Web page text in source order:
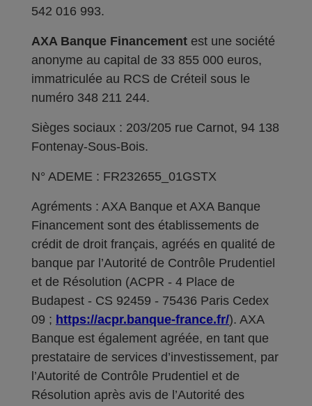
542 016 993.
AXA Banque Financement est une société
anonyme au capital de 33 855 000 euros,
immatriculée au RCS de Créteil sous le
numéro 348 211 244.
Sièges sociaux : 203/205 rue Carnot, 94 138
Fontenay-Sous-Bois.
N° ADEME : FR232655_01GSTX
Agréments : AXA Banque et AXA Banque
Financement sont des établissements de
crédit de droit français, agréés en qualité de
banque par l’Autorité de Contrôle Prudentiel
et de Résolution (ACPR - 4 Place de
Budapest - CS 92459 - 75436 Paris Cedex
09 ; https://acpr.banque-france.fr/). AXA
Banque est également agréée, en tant que
prestataire de services d’investissement, par
l’Autorité de Contrôle Prudentiel et de
Résolution après avis de l’Autorité des